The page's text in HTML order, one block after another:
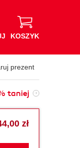
KOSZYK
prezent
taniej
zł